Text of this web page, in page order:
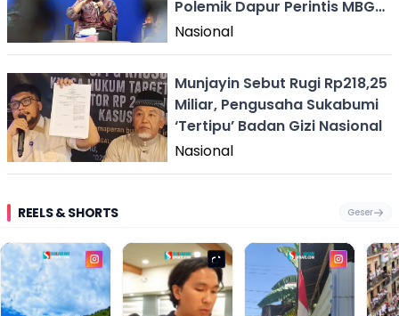
Polemik Dapur Perintis MBG
Diterima Nanik S Deyang
Nasional
Munjayin Sebut Rugi Rp218,25
Miliar, Pengusaha Sukabumi
‘Tertipu’ Badan Gizi Nasional
Nasional
REELS & SHORTS Geser